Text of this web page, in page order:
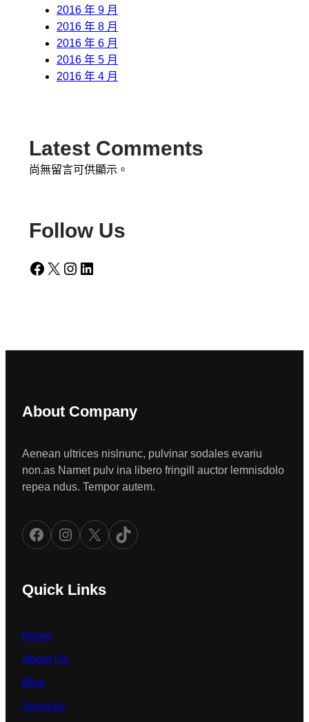
2016 年 9 月
2016 年 8 月
2016 年 6 月
2016 年 5 月
2016 年 4 月
Latest Comments
尚無留言可供顯示。
Follow Us
Facebook X Instagram LinkedIn
About Company
Aenean ultrices nislnunc, pulvinar sodales evariu
non.as Namet pulv ina libero fringill auctor lemnisdolo
repea ndus. Tempor autem.
Facebook Instagram X TikTok
Quick Links
Home
About Us
Blog
Services